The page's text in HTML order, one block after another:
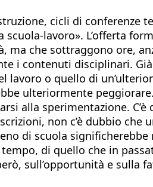
cicli di conferenze
lavoro». L’offerta
ma che sottraggono ore,
i contenuti disciplinari.
o quello di
ulteriormente peggiorare.
alla sperimentazione.
non c’è dubbio
di scuola
di quello che in
sull’opportunità e